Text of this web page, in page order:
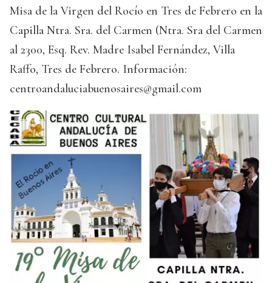
Misa de la Virgen del Rocío en Tres de Febrero en la
Capilla Ntra. Sra. del Carmen (Ntra. Sra del Carmen
al 2300, Esq. Rev. Madre Isabel Fernández, Villa
Raffo, Tres de Febrero. Información:
centroandaluciabuenosaires@gmail.com